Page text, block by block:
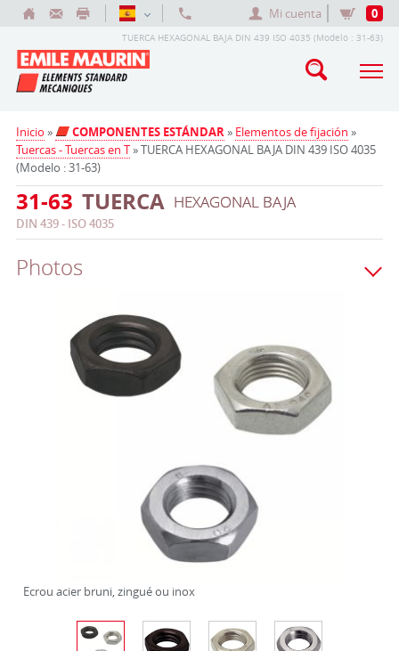
Mi cuenta 0
TUERCA HEXAGONAL BAJA DIN 439 ISO 4035 (Modelo : 31-63)
Inicio » COMPONENTES ESTÁNDAR» Elementos de fijación »
Tuercas - Tuercas en T» TUERCA HEXAGONAL BAJA DIN 439 ISO 4035
(Modelo : 31-63)
31-63 TUERCA HEXAGONAL BAJA
DIN 439 - ISO 4035
Photos
Ecrou acier bruni, zingué ou inox